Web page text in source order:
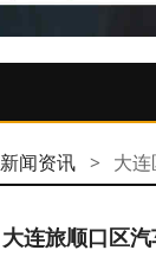
新闻资讯 > 大
大连旅顺口区